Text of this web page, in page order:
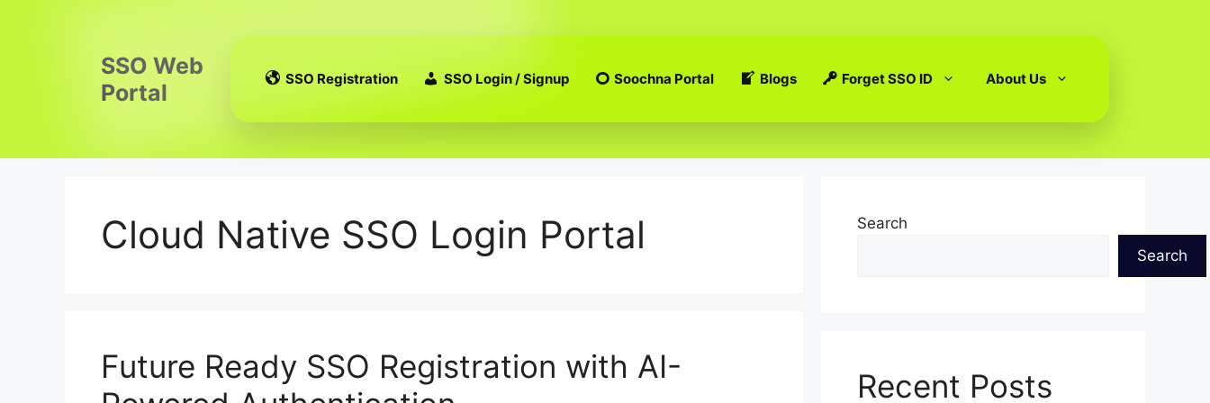
SSO Web
Portal
SSO Registration SSO Login / Signup Soochna Portal Blogs Forget SSO ID About Us
Cloud Native SSO Login Portal
Future Ready SSO Registration with AI-
Search
Search
Recent Posts